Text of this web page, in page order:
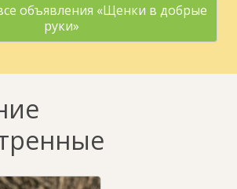
объявления «Щенки в добрые
руки»